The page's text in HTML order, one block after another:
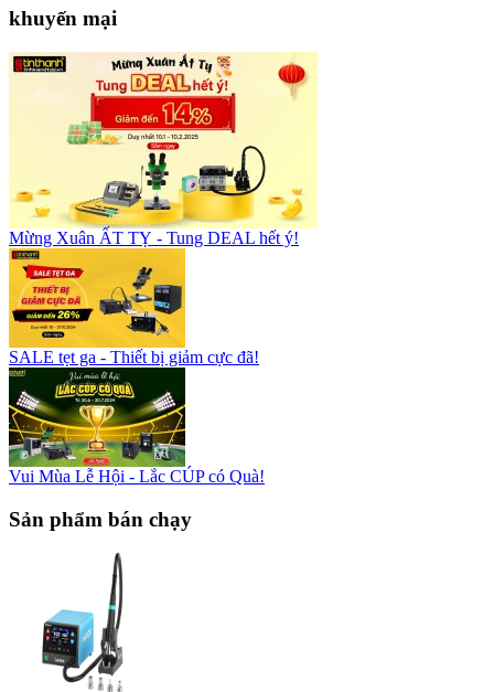
khuyến mại
Mừng Xuân ẤT TỴ - Tung DEAL hết ý!
SALE tẹt ga - Thiết bị giảm cực đã!
Vui Mùa Lễ Hội - Lắc CÚP có Quà!
Sản phẩm bán chạy